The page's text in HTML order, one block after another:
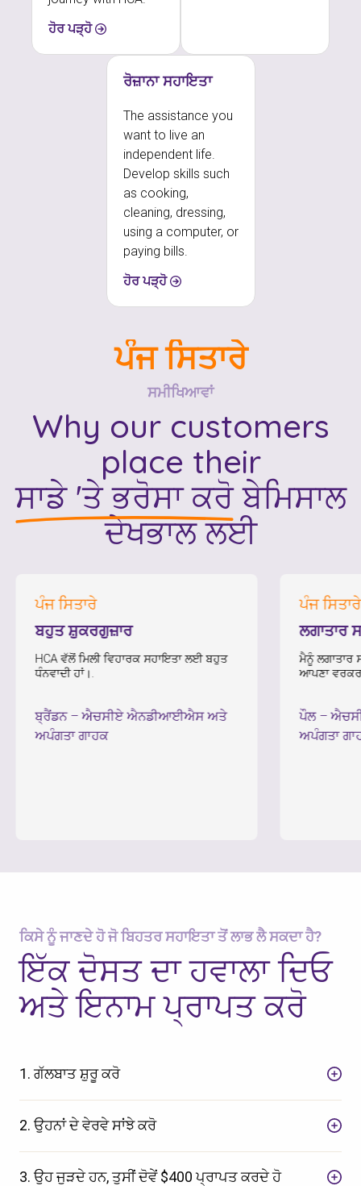
ਹੋਰ ਪੜ੍ਹੋ
ਰੋਜ਼ਾਨਾ ਸਹਾਇਤਾ
The assistance you
want to live an
independent life.
Develop skills such
as cooking,
cleaning, dressing,
using a computer, or
paying bills.
ਹੋਰ ਪੜ੍ਹੋ
ਪੰਜ ਸਿਤਾਰੇ
ਸਮੀਖਿਆਵਾਂ
Why our customers
place their
ਸਾਡੇ 'ਤੇ ਭਰੋਸਾ ਕਰੋਬੇਮਿਸਾਲ
ਦੇਖਭਾਲ ਲਈ
ਸਿਤਾਰੇ
ਸ਼ੁਕਰਗੁਜ਼ਾਰ
ਵੱਲੋਂ ਮਿਲੀ ਵਿਹਾਰਕ ਸਹਾਇਤਾ ਲਈ ਬਹੁਤ
ਹਾਂ।.
–ਐਚਸੀਏ ਐਨਡੀਆਈਐਸ ਅਤੇ
ਗਾਹਕ
ਪੰਜ ਸਿਤਾਰੇ
ਲਗਾਤਾਰ
ਮੈਨੂੰ ਲਗਾਤਾਰ ਸਹਿਯੋਗ
ਆਪਣਾ ਵਰਕਰ ਪਸੰਦ
ਐਚਸੀਏ
ਅਪੰਗਤਾ ਗਾਹਕ
ਕਿਸੇ ਨੂੰ ਜਾਣਦੇ ਹੋ ਜੋ ਬਿਹਤਰ ਸਹਾਇਤਾ ਤੋਂ ਲਾਭ ਲੈ ਸਕਦਾ ਹੈ?
ਇੱਕ ਦੋਸਤ ਦਾ ਹਵਾਲਾ ਦਿਓ
ਅਤੇ ਇਨਾਮ ਪ੍ਰਾਪਤ ਕਰੋ
1. ਗੱਲਬਾਤ ਸ਼ੁਰੂ ਕਰੋ
2. ਉਹਨਾਂ ਦੇ ਵੇਰਵੇ ਸਾਂਝੇ ਕਰੋ
3. ਉਹ ਜੁੜਦੇ ਹਨ, ਤੁਸੀਂ ਦੋਵੇਂ $400 ਪ੍ਰਾਪਤ ਕਰਦੇ ਹੋ